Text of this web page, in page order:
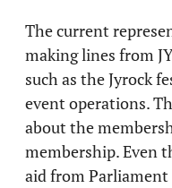
The current
making lines from
such as the Jyrock
event operations.
about the
membership. Even
aid from Parliament